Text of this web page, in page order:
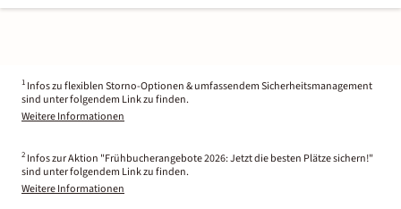
1 Infos zu flexiblen Storno-Optionen & umfassendem Sicherheitsmanagement
sind unter folgendem Link zu finden.
Weitere Informationen
2 Infos zur Aktion "Frühbucherangebote 2026: Jetzt die besten Plätze sichern!"
sind unter folgendem Link zu finden.
Weitere Informationen